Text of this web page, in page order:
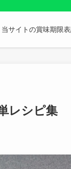
いるお役立ちサイトで
当サイトの賞味期限
レシピ集